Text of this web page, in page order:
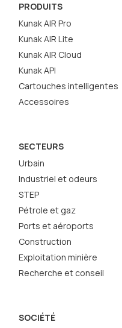
PRODUITS
Kunak AIR Pro
Kunak AIR Lite
Kunak AIR Cloud
Kunak API
Cartouches intelligentes
Accessoires
SECTEURS
Urbain
Industriel et odeurs
STEP
Pétrole et gaz
Ports et aéroports
Construction
Exploitation minière
Recherche et conseil
SOCIÉTÉ